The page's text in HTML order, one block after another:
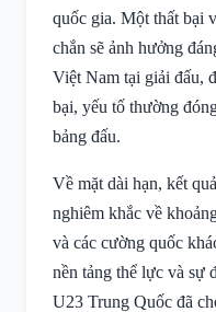
quốc gia. Một thất bại
chắn sẽ ảnh hưởng
Việt Nam tại giải đấu,
bại, yếu tố thường
bảng đấu.
Về mặt dài hạn, kết
nghiêm khắc về
và các cường quốc
nền tảng thể lực và sự
U23 Trung Quốc đã